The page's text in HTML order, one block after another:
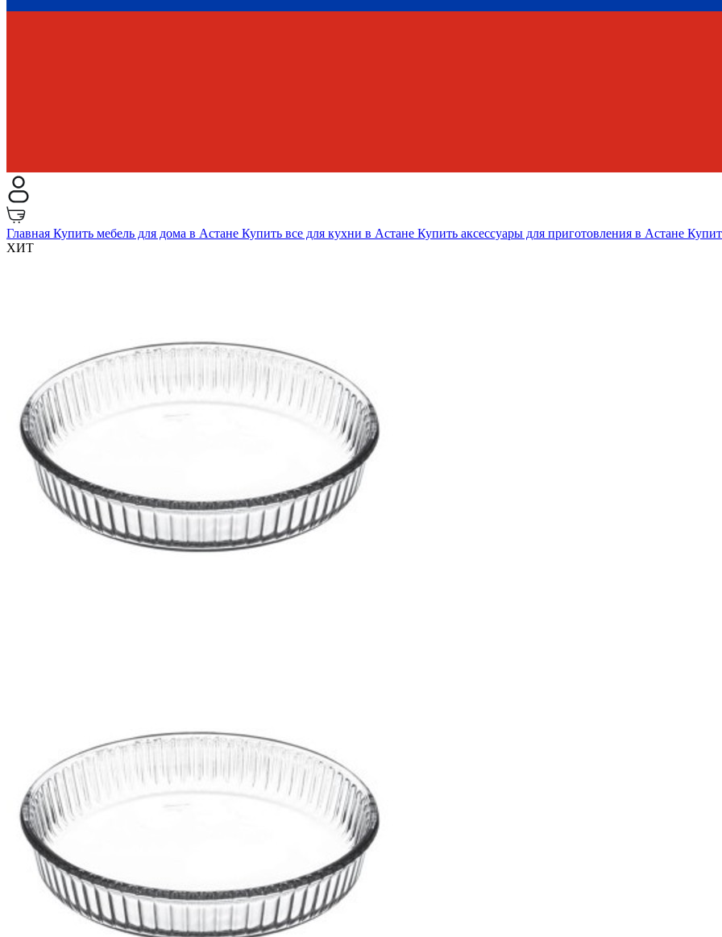
Главная Купить мебель для дома в Астане Купить все для кухни в Астане Купить аксессуары для приготовления в Астане
ХИТ